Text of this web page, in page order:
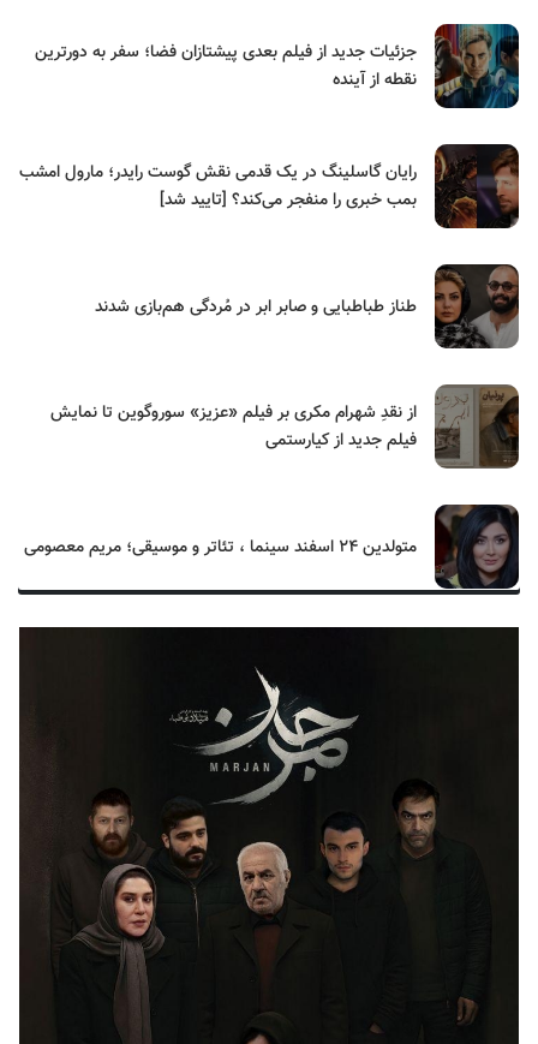
جزئیات جدید از فیلم بعدی پیشتازان فضا؛ سفر به دورترین
نقطه از آینده
رایان گاسلینگ در یک قدمی نقش گوست رایدر؛ مارول امشب
بمب خبری را منفجر می‌کند؟ [تایید شد]
طناز طباطبایی و صابر ابر در مُردگی هم‌بازی شدند
از نقدِ شهرام مکری بر فیلم «عزیز» سوروگوین تا نمایش
فیلم جدید از کیارستمی
متولدین ۲۴ اسفند سینما ، تئاتر و موسیقی؛ مریم معصومی